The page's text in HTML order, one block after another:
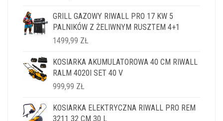
GRILL GAZOWY RIWALL PRO 17 KW 5
PALNIKÓW Z ŻELIWNYM RUSZTEM 4+1
1499,99 ZŁ
KOSIARKA AKUMULATOROWA 40 CM RIWALL
RALM 4020I SET 40 V
999,99 ZŁ
KOSIARKA ELEKTRYCZNA RIWALL PRO REM
3211 32 CM 30 L